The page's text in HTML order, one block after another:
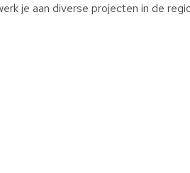
je aan diverse projecten in de